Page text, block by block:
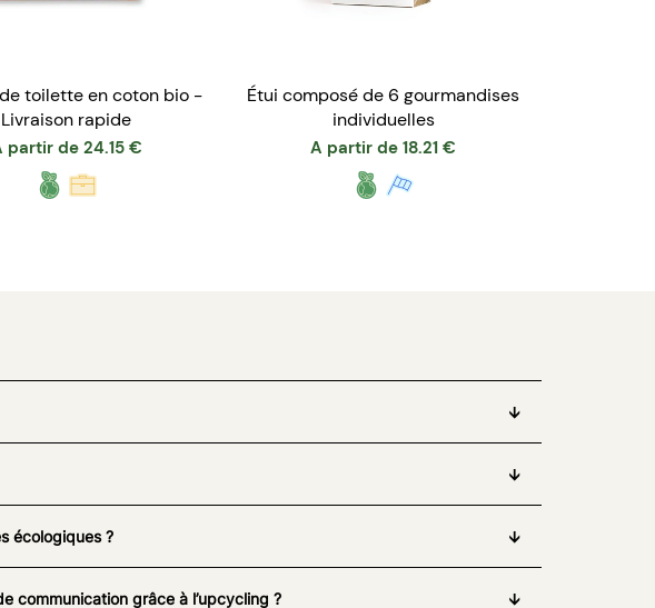
toilette en coton bio -
Livraison rapide
partir de 24.15 €
Étui composé de 6 gourmandises
individuelles
A partir de 18.21 €
écologiques ?
communication grâce à l’upcycling ?